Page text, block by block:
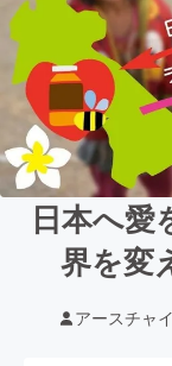
日本へ愛
界を変
アースチャ